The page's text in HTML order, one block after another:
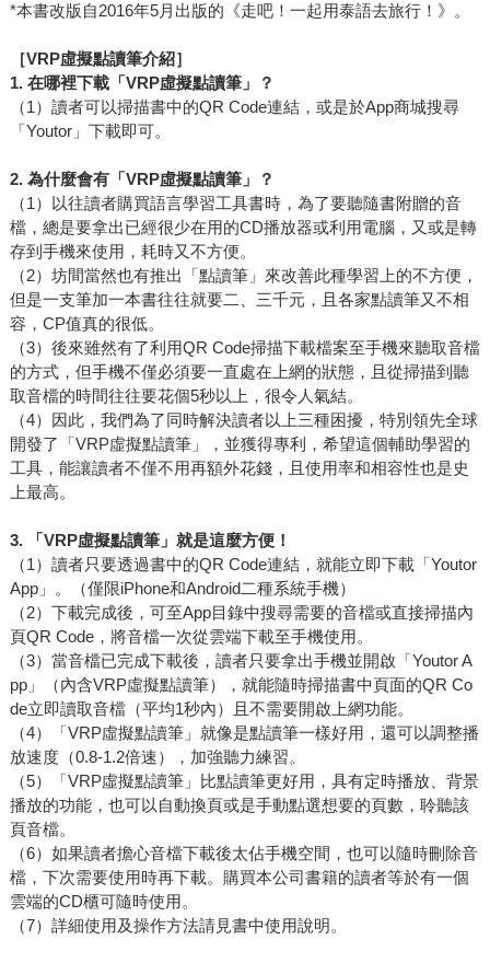
*本書改版自2016年5月出版的《走吧！一起用泰語去旅行！》。
［VRP虛擬點讀筆介紹］
1. 在哪裡下載「VRP虛擬點讀筆」？
（1）讀者可以掃描書中的QR Code連結，或是於App商城搜尋
「Youtor」下載即可。
2. 為什麼會有「VRP虛擬點讀筆」？
（1）以往讀者購買語言學習工具書時，為了要聽隨書附贈的音
檔，總是要拿出已經很少在用的CD播放器或利用電腦，又或是轉
存到手機來使用，耗時又不方便。
（2）坊間當然也有推出「點讀筆」來改善此種學習上的不方便，
但是一支筆加一本書往往就要二、三千元，且各家點讀筆又不相
容，CP值真的很低。
（3）後來雖然有了利用QR Code掃描下載檔案至手機來聽取音檔
的方式，但手機不僅必須要一直處在上網的狀態，且從掃描到聽
取音檔的時間往往要花個5秒以上，很令人氣結。
（4）因此，我們為了同時解決讀者以上三種困擾，特別領先全球
開發了「VRP虛擬點讀筆」，並獲得專利，希望這個輔助學習的
工具，能讓讀者不僅不用再額外花錢，且使用率和相容性也是史
上最高。
3.
「VRP虛擬點讀筆」就是這麼方便！
（1）讀者只要透過書中的QR Code連結，就能立即下載「Youtor
App」。（僅限iPhone和Android二種系統手機）
（2）下載完成後，可至App目錄中搜尋需要的音檔或直接掃描內
頁QR Code，將音檔一次從雲端下載至手機使用。
（3）當音檔已完成下載後，讀者只要拿出手機並開啟「Youtor A
pp」（內含VRP虛擬點讀筆），就能隨時掃描書中頁面的QR Co
de立即讀取音檔（平均1秒內）且不需要開啟上網功能。
（4）「VRP虛擬點讀筆」就像是點讀筆一樣好用，還可以調整播
放速度（0.8-1.2倍速），加強聽力練習。
（5）「VRP虛擬點讀筆」比點讀筆更好用，具有定時播放、背景
播放的功能，也可以自動換頁或是手動點選想要的頁數，聆聽該
頁音檔。
（6）如果讀者擔心音檔下載後太佔手機空間，也可以隨時刪除音
檔，下次需要使用時再下載。購買本公司書籍的讀者等於有一個
雲端的CD櫃可隨時使用。
（7）詳細使用及操作方法請見書中使用說明。